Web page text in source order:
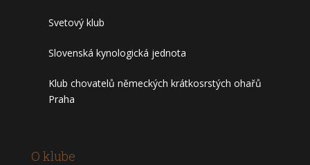
Svetový klub
Slovenská kynologická jednota
Klub chovatelů německých krátkosrstých ohařů
Praha
O klube